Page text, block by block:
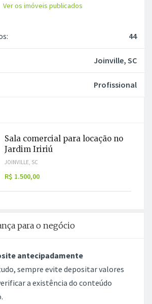
Ver os imóveis publicados
44
Joinville, SC
Profissional
Sala comercial para locação no
Jardim Iririú
JOINVILLE, SC
R$ 1.500,00
para o negócio
antecipadamente
sempre evite depositar valores
a existência do conteúdo